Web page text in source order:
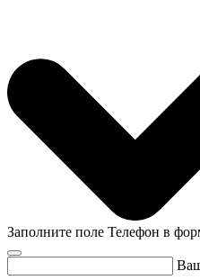
Заполните поле Телефон в